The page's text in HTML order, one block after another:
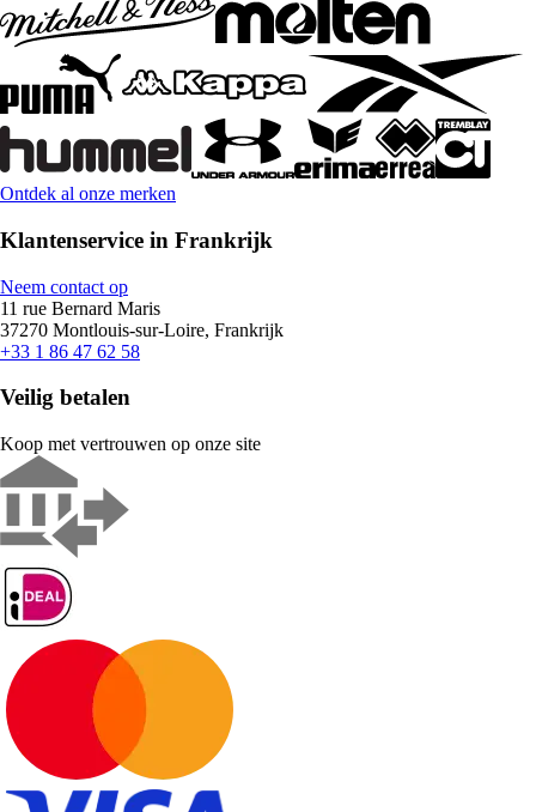
Ontdek al onze merken
Klantenservice in Frankrijk
Neem contact op
11 rue Bernard Maris
37270 Montlouis-sur-Loire, Frankrijk
+33 1 86 47 62 58
Veilig betalen
Koop met vertrouwen op onze site